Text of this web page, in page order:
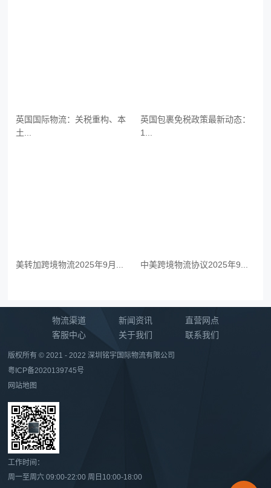
英国国际物流：关税重构、本
土...
英国包裹免税政策最新动态：
1...
美转加跨境物流2025年9月... 中美跨境物流协议2025年9...
物流渠道 新闻资讯
直营网点
客服中心
关于我们 联系我们
版权所有 © 2021 - 2022 深圳铭宇国际物流有限公司
粤ICP备2020139745号
网站地图
工作时间：
周一至周六 09:00-22:00 周日10:00-18:00